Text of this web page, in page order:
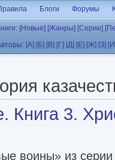
Блоги Форумы
[Новые] [Жанры] [Серии]
[А] [Б] [В] [Г] [Д] [Е] [Ж] [З]
Книга 3.
воины» из серии